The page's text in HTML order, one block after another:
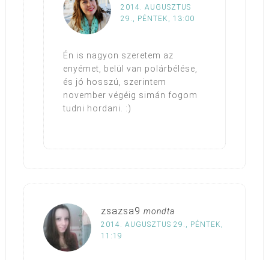
2014. AUGUSZTUS
29., PÉNTEK, 13:00
Én is nagyon szeretem az
enyémet, belül van polárbélése,
és jó hosszú, szerintem
november végéig simán fogom
tudni hordani. :)
zsazsa9 mondta
2014. AUGUSZTUS 29., PÉNTEK,
11:19